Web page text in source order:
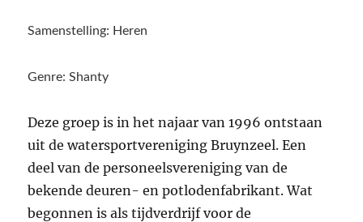
Samenstelling: Heren
Genre: Shanty
Deze groep is in het najaar van 1996 ontstaan
uit de watersportvereniging Bruynzeel. Een
deel van de personeelsvereniging van de
bekende deuren- en potlodenfabrikant. Wat
begonnen is als tijdverdrijf voor de